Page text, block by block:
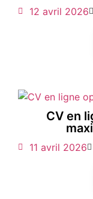
12 avril 2026
CV en
11 avril 2026